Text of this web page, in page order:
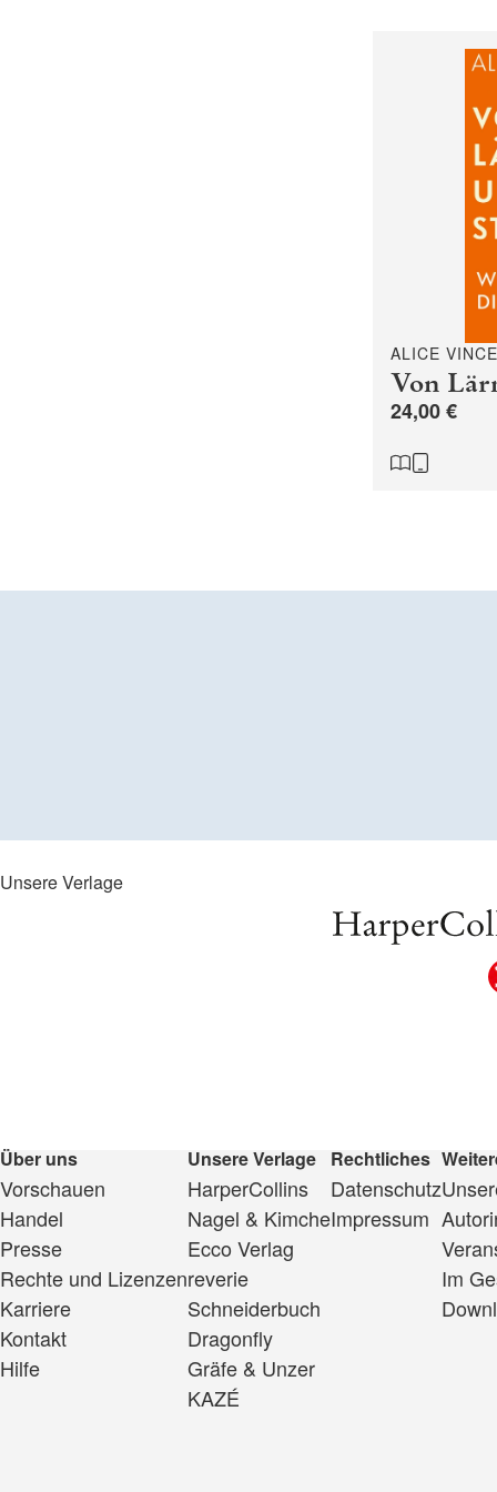
ALICE
Von
24,00 €
Unsere Verlage
Über uns
Vorschauen
Handel
Presse
Rechte und Lizenzen
Karriere
Kontakt
Hilfe
Unsere Verlage
HarperCollins
Nagel & Kimche
Ecco Verlag
reverie
Schneiderbuch
Dragonfly
Gräfe & Unzer
KAZÉ
Rechtliches
Datenschutz
Impressum
Im